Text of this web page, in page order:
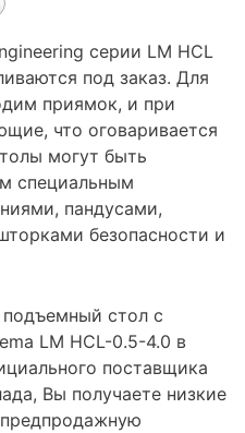
серии LM HCL
под заказ. Для
приямок, и при
что оговаривается
могут быть
специальным
пандусами,
безопасности и
стол с
LM HCL-0.5-4.0 в
поставщика
Вы получаете низкие